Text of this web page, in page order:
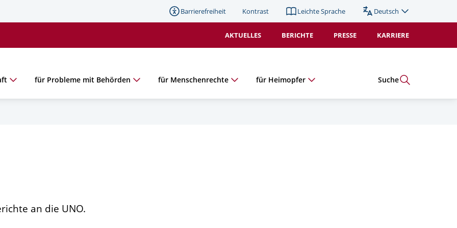
Barrierefreiheit Kontrast Leichte Sprache
Sprache
(Duplikat).
Aktiv:
Deutsch
AKTUELLES BERICHTE PRESSE KARRIERE
für Probleme mit Behörden für Menschenrechte für Heimopfer Suche
an die UNO.